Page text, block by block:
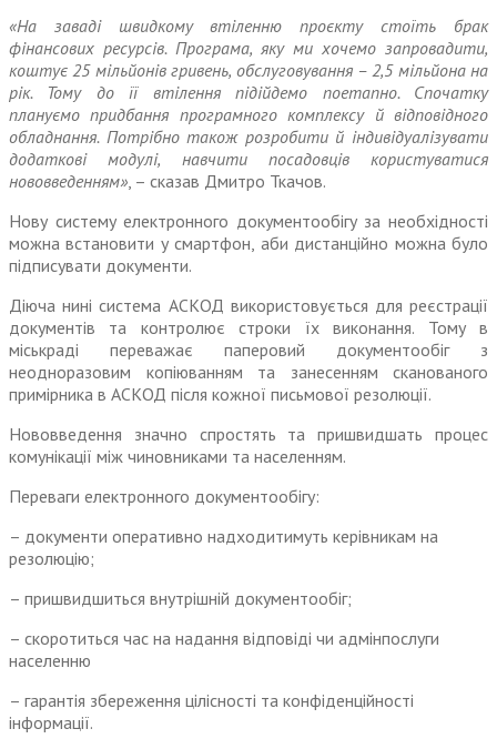
«На заваді швидкому втіленню проєкту стоїть брак
фінансових ресурсів. Програма, яку ми хочемо запровадити,
коштує 25 мільйонів гривень, обслуговування – 2,5 мільйона на
рік. Тому до її втілення підійдемо поетапно. Спочатку
плануємо придбання програмного комплексу й відповідного
обладнання. Потрібно також розробити й індивідуалізувати
додаткові модулі, навчити посадовців користуватися
нововведенням», – сказав Дмитро Ткачов.
Нову систему електронного документообігу за необхідності
можна встановити у смартфон, аби дистанційно можна було
підписувати документи.
Діюча нині система АСКОД використовується для реєстрації
документів та контролює строки їх виконання. Тому в
міськраді переважає паперовий документообіг з
неодноразовим копіюванням та занесенням сканованого
примірника в АСКОД після кожної письмової резолюції.
Нововведення значно спростять та пришвидшать процес
комунікації між чиновниками та населенням.
Переваги електронного документообігу:
– документи оперативно надходитимуть керівникам на
резолюцію;
– пришвидшиться внутрішній документообіг;
– скоротиться час на надання відповіді чи адмінпослуги
населенню
– гарантія збереження цілісності та конфіденційності
інформації.